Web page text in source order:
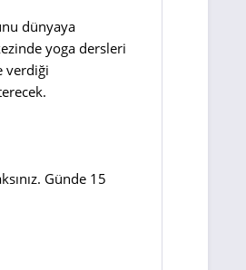
dünyaya
yoga dersleri
verdiği
Günde 15